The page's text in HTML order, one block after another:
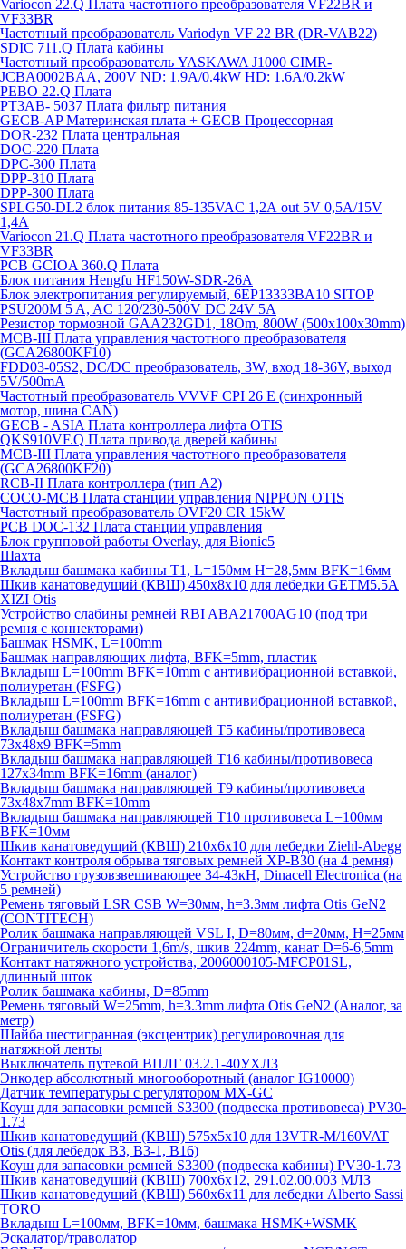
Variocon 22.Q Плата частотного преобразователя VF22BR и
VF33BR
Частотный преобразователь Variodyn VF 22 BR (DR-VAB22)
SDIC 711.Q Плата кабины
Частотный преобразователь YASKAWA J1000 CIMR-
JCBA0002BAA, 200V ND: 1.9A/0.4kW HD: 1.6A/0.2kW
PEBO 22.Q Плата
РТ3АВ- 5037 Плата фильтр питания
GECB-AP Материнская плата + GECB Процессорная
DOR-232 Плата центральная
DOC-220 Плата
DPC-300 Плата
DPP-310 Плата
DPP-300 Плата
SPLG50-DL2 блок питания 85-135VAC 1,2А out 5V 0,5А/15V
1,4А
Variocon 21.Q Плата частотного преобразователя VF22BR и
VF33BR
PCB GCIOA 360.Q Плата
Блок питания Hengfu HF150W-SDR-26A
Блок электропитания регулируемый, 6EP13333BA10 SITOP
PSU200M 5 A, AC 120/230-500V DC 24V 5A
Резистор тормозной GAA232GD1, 18Om, 800W (500x100x30mm)
MCB-III Плата управления частотного преобразователя
(GCA26800KF10)
FDD03-05S2, DC/DC преобразователь, 3W, вход 18-36V, выход
5V/500mA
Частотный преобразователь VVVF CPI 26 E (синхронный
мотор, шина CAN)
GECB - ASIA Плата контроллера лифта OTIS
QKS910VF.Q Плата привода дверей кабины
MCB-III Плата управления частотного преобразователя
(GCA26800KF20)
RCB-II Плата контроллера (тип A2)
COCO-MCB Плата станции управления NIPPON OTIS
Частотный преобразователь OVF20 CR 15kW
PCB DOC-132 Плата станции управления
Блок групповой работы Overlay, для Bionic5
Шахта
Вкладыш башмака кабины T1, L=150мм H=28,5мм BFK=16мм
Шкив канатоведущий (КВШ) 450х8х10 для лебедки GETM5.5A
XIZI Otis
Устройство слабины ремней RBI ABA21700AG10 (под три
ремня с коннекторами)
Башмак HSMK, L=100mm
Башмак направляющих лифта, BFK=5mm, пластик
Вкладыш L=100mm BFK=10mm с антивибрационной вставкой,
полиуретан (FSFG)
Вкладыш L=100mm BFK=16mm с антивибрационной вставкой,
полиуретан (FSFG)
Вкладыш башмака направляющей T5 кабины/противовеса
73х48х9 BFK=5mm
Вкладыш башмака направляющей T16 кабины/противовеса
127х34mm BFK=16mm (аналог)
Вкладыш башмака направляющей T9 кабины/противовеса
73х48х7mm BFK=10mm
Вкладыш башмака направляющей T10 противовеса L=100мм
BFK=10мм
Шкив канатоведущий (КВШ) 210х6х10 для лебедки Ziehl-Abegg
Контакт контроля обрыва тяговых ремней XP-B30 (на 4 ремня)
Устройство грузовзвешивающее 34-43кН, Dinacell Electronica (на
5 ремней)
Ремень тяговый LSR CSB W=30мм, h=3.3мм лифта Otis GeN2
(CONTITECH)
Ролик башмака направляющей VSL I, D=80мм, d=20мм, H=25мм
Ограничитель скорости 1,6m/s, шкив 224mm, канат D=6-6,5mm
Контакт натяжного устройства, 2006000105-MFCP01SL,
длинный шток
Ролик башмака кабины, D=85mm
Ремень тяговый W=25mm, h=3.3mm лифта Otis GeN2 (Аналог, за
метр)
Шайба шестигранная (эксцентрик) регулировочная для
натяжной ленты
Выключатель путевой ВПЛГ 03.2.1-40УХЛ3
Энкодер абсолютный многооборотный (аналог IG10000)
Датчик температуры с регулятором MX-GC
Коуш для запасовки ремней S3300 (подвеска противовеса) PV30-
1.73
Шкив канатоведущий (КВШ) 575х5х10 для 13VTR-M/160VAT
Otis (для лебедок B3, B3-1, B16)
Коуш для запасовки ремней S3300 (подвеска кабины) PV30-1.73
Шкив канатоведущий (КВШ) 700х6х12, 291.02.00.003 МЛЗ
Шкив канатоведущий (КВШ) 560х6х11 для лебедки Alberto Sassi
TORO
Вкладыш L=100мм, BFK=10мм, башмака HSMK+WSMK
Эскалатор/траволатор